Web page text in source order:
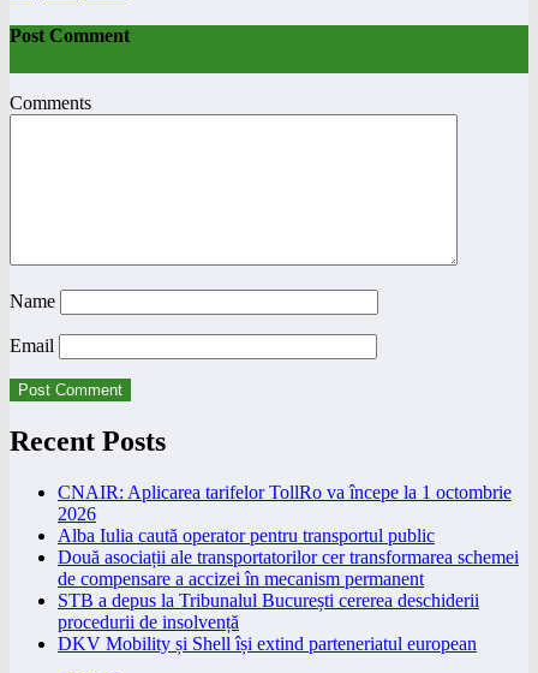
Post Comment
Comments
Name
Email
Recent Posts
CNAIR: Aplicarea tarifelor TollRo va începe la 1 octombrie
2026
Alba Iulia caută operator pentru transportul public
Două asociații ale transportatorilor cer transformarea schemei
de compensare a accizei în mecanism permanent
STB a depus la Tribunalul București cererea deschiderii
procedurii de insolvență
DKV Mobility și Shell își extind parteneriatul european